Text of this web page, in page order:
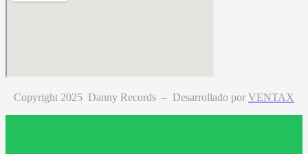
Copyright 2025 Danny Records – Desarrollado por VENTAX